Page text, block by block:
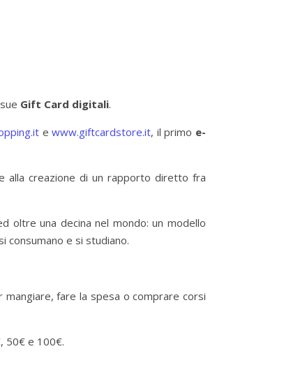
Gift Card digitali.
ewww.giftcardstore.it, il primo e-
alla creazione di un rapporto diretto fra
oltre una decina nel mondo: un modello
consumano e si studiano.
fare la spesa o comprare corsi
50€ e 100€.